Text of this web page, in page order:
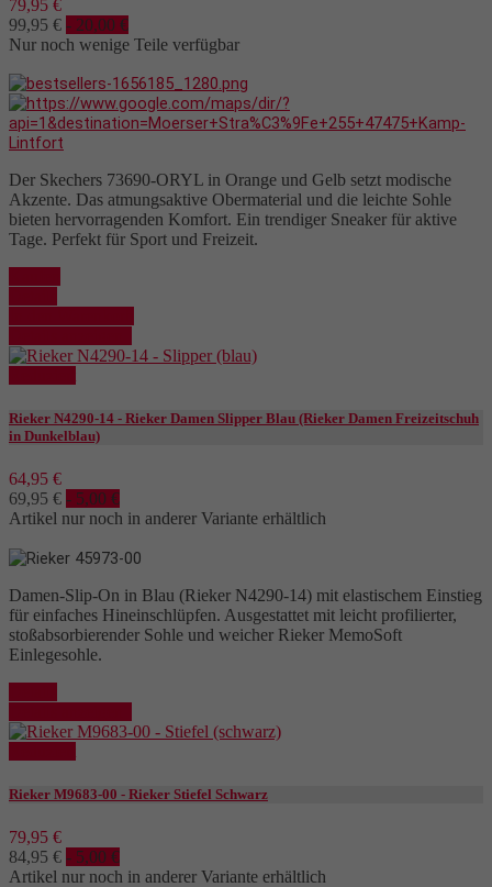
79,95 €
99,95 € - 20,00 €
Nur noch wenige Teile verfügbar
Der Skechers 73690-ORYL in Orange und Gelb setzt modische
Akzente. Das atmungsaktive Obermaterial und die leichte Sohle
bieten hervorragenden Komfort. Ein trendiger Sneaker für aktive
Tage. Perfekt für Sport und Freizeit.
Rieker N4290-14 - Rieker Damen Slipper Blau (Rieker Damen Freizeitschuh
in Dunkelblau)
64,95 €
69,95 € - 5,00 €
Artikel nur noch in anderer Variante erhältlich
Damen-Slip-On in Blau (Rieker N4290-14) mit elastischem Einstieg
für einfaches Hineinschlüpfen. Ausgestattet mit leicht profilierter,
stoßabsorbierender Sohle und weicher Rieker MemoSoft
Einlegesohle.
Rieker M9683-00 - Rieker Stiefel Schwarz
79,95 €
84,95 € - 5,00 €
Artikel nur noch in anderer Variante erhältlich